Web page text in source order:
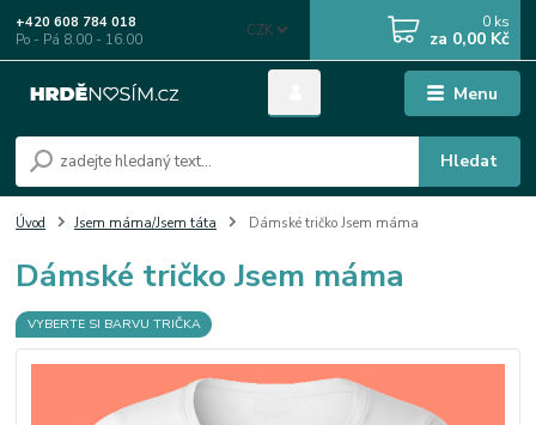
Menu
CZK
Hledat
+420 608 784 018
Po - Pá 8.00 - 16.00
0 ks
za 0,00 Kč
Úvod Jsem máma/Jsem táta Dámské tričko Jsem máma
Dámské tričko Jsem máma
VYBERTE SI BARVU TRIČKA